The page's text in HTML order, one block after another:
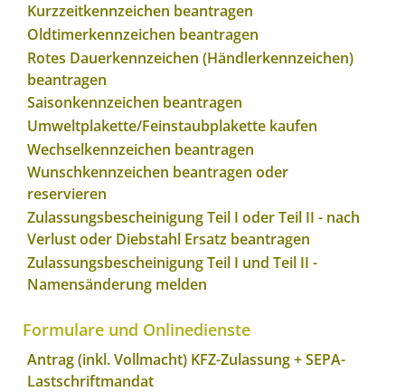
Kurzzeitkennzeichen beantragen
Oldtimerkennzeichen beantragen
Rotes Dauerkennzeichen (Händlerkennzeichen)
beantragen
Saisonkennzeichen beantragen
Umweltplakette/Feinstaubplakette kaufen
Wechselkennzeichen beantragen
Wunschkennzeichen beantragen oder
reservieren
Zulassungsbescheinigung Teil I oder Teil II - nach
Verlust oder Diebstahl Ersatz beantragen
Zulassungsbescheinigung Teil I und Teil II -
Namensänderung melden
Formulare und Onlinedienste
Antrag (inkl. Vollmacht) KFZ-Zulassung + SEPA-
Lastschriftmandat